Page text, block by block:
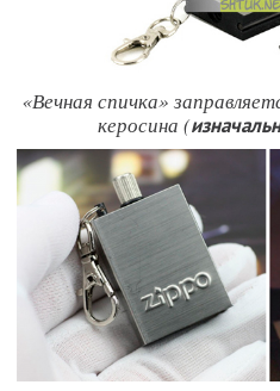
«Вечная спичка»
керосина (